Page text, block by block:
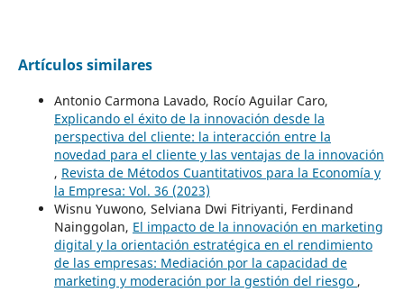
Artículos similares
Antonio Carmona Lavado, Rocío Aguilar Caro,
Explicando el éxito de la innovación desde la
perspectiva del cliente: la interacción entre la
novedad para el cliente y las ventajas de la innovación
, Revista de Métodos Cuantitativos para la Economía y
la Empresa: Vol. 36 (2023)
Wisnu Yuwono, Selviana Dwi Fitriyanti, Ferdinand
Nainggolan, El impacto de la innovación en marketing
digital y la orientación estratégica en el rendimiento
de las empresas: Mediación por la capacidad de
marketing y moderación por la gestión del riesgo ,